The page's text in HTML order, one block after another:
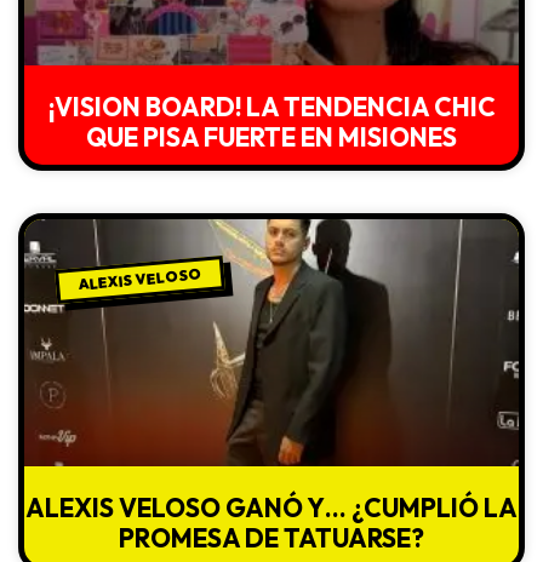
¡VISION BOARD! LA TENDENCIA CHIC
QUE PISA FUERTE EN MISIONES
ALEXIS VELOSO
ALEXIS VELOSO GANÓ Y… ¿CUMPLIÓ LA
PROMESA DE TATUARSE?